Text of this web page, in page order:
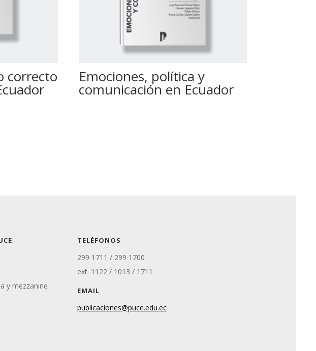
correcto Emociones, política y
comunicación en Ecuador
y mezzanine
TELÉFONOS
299 1711 / 299 1700
ext. 1122 / 1013 / 1711
EMAIL
publicaciones@puce.edu.ec